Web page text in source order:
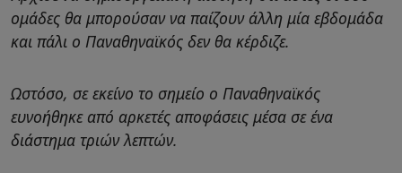
ομάδες θα μπορούσαν να παίζουν άλλη μία εβδομάδα
και πάλι ο Παναθηναϊκός δεν θα κέρδιζε.
Ωστόσο, σε εκείνο το σημείο ο Παναθηναϊκός
ευνοήθηκε από αρκετές αποφάσεις μέσα σε ένα
διάστημα τριών λεπτών.